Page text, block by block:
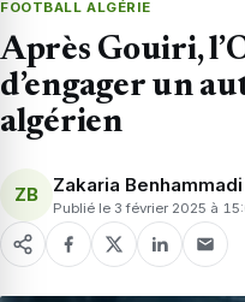
FOOTBALL ALGÉRIE
Après Gouiri,
d’engager un
algérien
ZB Zakaria Benhammadi
Publié le 3 février 2025 à